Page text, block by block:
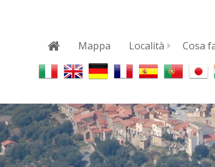
Mappa Località Cosa